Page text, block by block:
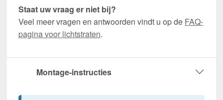
Staat uw vraag er niet bij?
Veel meer vragen en antwoorden vindt u op de FAQ-
pagina voor lichtstraten.
Montage-instructies